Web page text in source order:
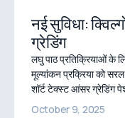
नई सुविधा:
ग्रेडिंग
लघु पाठ प्रतिक्रियाओं के
मूल्यांकन प्रक्रिया को सरल
शॉर्ट टेक्स्ट आंसर ग्रेडिंग
October 9, 2025